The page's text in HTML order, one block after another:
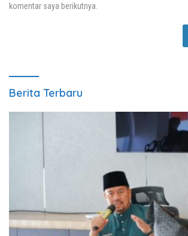
komentar saya berikutnya.
Berita Terbaru